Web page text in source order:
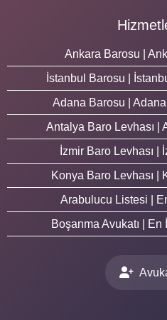
Ankara Barosu |
İstanbul Barosu |
Adana Barosu |
Antalya Baro Levhası |
İzmir Baro Levhası |
Konya Baro Levhası |
Arabulucu Listesi |
Boşanma Avukatı | En